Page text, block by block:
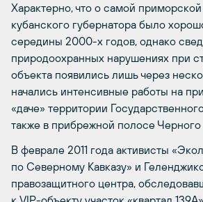
Характерно, что о самой
кубанского губернатора было
середины 2000-х годов, однако
природоохранных нарушениях при
объекта появились лишь через
начались интенсивные работы на
«даче» территории
также в прибрежной полосе
В феврале 2011 года активисты
по Северному Кавказу» и
правозащитного центра,